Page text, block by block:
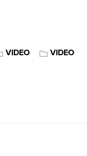
VIDEO VIDEO